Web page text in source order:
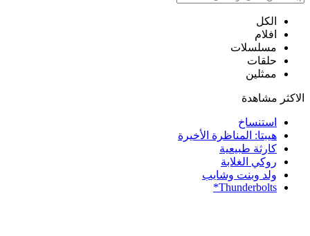
الكل
افلام
مسلسلات
حلقات
ممثلين
الاكثر مشاهدة
استنساخ
هيبتا: المناظرة الأخيرة
كارثة طبيعية
روكي الغلابة
ولد وبنت وشايب
Thunderbolts*